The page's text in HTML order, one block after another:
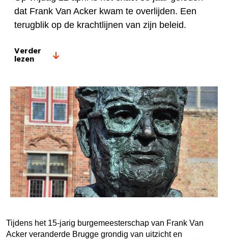
dat Frank Van Acker kwam te overlijden. Een
terugblik op de krachtlijnen van zijn beleid.
Verder
lezen
Tijdens het 15-jarig burgemeesterschap van Frank Van
Acker veranderde Brugge grondig van uitzicht en